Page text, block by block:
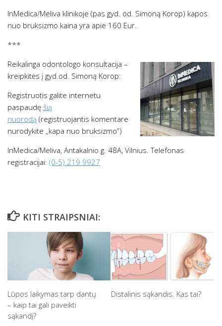
InMedica/Meliva klinikoje (pas gyd. od. Simoną Korop) kapos
nuo bruksizmo kaina yra apie 160 Eur.
***
Reikalinga odontologo konsultacija –
kreipkitės į gyd.od. Simoną Korop:
Registruotis galite internetu
paspaudę šią
nuorodą (registruojantis komentare
nurodykite „kapa nuo bruksizmo”)
InMedica/Meliva, Antakalnio g. 48A, Vilnius. Telefonas
registracijai: (0-5) 219 9927
KITI STRAIPSNIAI:
Lūpos laikymas tarp dantų
– kaip tai gali paveikti
sąkandį?
Distalinis sąkandis. Kas tai?